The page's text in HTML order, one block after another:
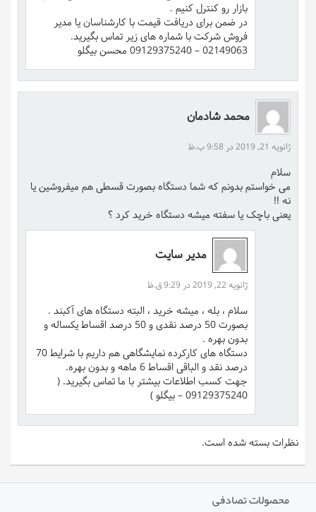
بازار رو کنترل کنیم .
در ضمن برای دریافت قیمت با کارشناسان یا مدیر
فروش شرکت با شماره های زیر تماس بگیرید.
02149063 – 09129375240 محسن بیگلو
محمد شادمان
ژانویه 21, 2019 در 9:58 ب.ظ
سلام
می خواستم بدونم که شما دستگاه بصورت قسطی هم میفروشین یا
نه !!
یعنی باچک یا سفته میشه دستگاه خرید کرد ؟
مدیر سایت
ژانویه 22, 2019 در 9:29 ق.ظ
سلام ، بله ، میشه خرید ، البته دستگاه های آکبند .
بصورت 50 درصد نقدی و 50 درصد اقساط یکساله و
بدون بهره .
دستگاه های کارکرده نمایشگاهی هم داریم با شرایط 70
درصد نقد و الباقی اقساط 6 ماهه و بدون بهره.
جهت کسب اطلاعات بیشتر با ما تماس بگیرید. (
09129375240 – بیگلو )
نظرات بسته شده است.
محصولات تصادفی